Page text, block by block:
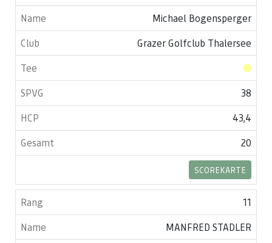
Michael Bogensperger
Grazer Golfclub Thalersee
38
43,4
20
SCOREKARTE
11
MANFRED STADLER